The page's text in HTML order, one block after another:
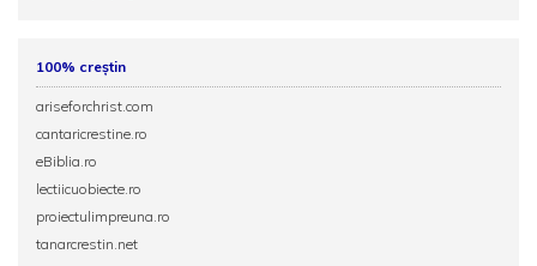
100% creștin
ariseforchrist.com
cantaricrestine.ro
eBiblia.ro
lectiicuobiecte.ro
proiectulimpreuna.ro
tanarcrestin.net